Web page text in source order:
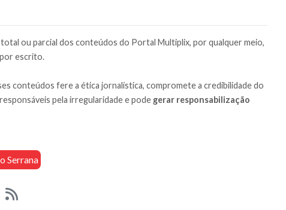
ou parcial dos conteúdos do Portal Multiplix, por qualquer meio,
escrito.
conteúdos fere a ética jornalística, compromete a credibilidade do
pela irregularidade e pode gerar responsabilização
Serrana